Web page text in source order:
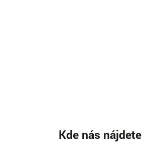
Kde nás nájdete